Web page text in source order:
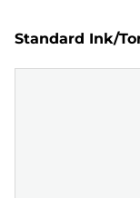
Standard Ink/